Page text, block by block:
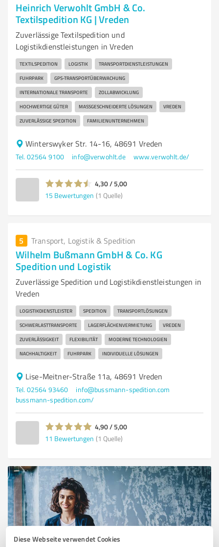
Diese Webseite verwendet Cookies
Heinrich Verwohlt GmbH & Co.
Textilspedition KG | Vreden
Zuverlässige Textilspedition und
Logistikdienstleistungen in Vreden
TEXTILSPEDITION LOGISTIK TRANSPORTDIENSTLEISTUNGEN
FUHRPARK GPS-TRANSPORTÜBERWACHUNG
INTERNATIONALE TRANSPORTE ZOLLABWICKLUNG
HOCHWERTIGE GÜTER MASSGESCHNEIDERTE LÖSUNGEN VREDEN
ZUVERLÄSSIGE SPEDITION FAMILIENUNTERNEHMEN
Winterswyker Str. 14-16, 48691 Vreden
Tel. 02564 9100 info@verwohlt.de www.verwohlt.de/
4,30 / 5,00
15 Bewertungen (1 Quelle)
5 Transport, Logistik & Spedition
Wilhelm Bußmann GmbH & Co. KG
Spedition und Logistik
Zuverlässige Spedition und Logistikdienstleistungen in
Vreden
LOGISTIKDIENSTLEISTER SPEDITION TRANSPORTLÖSUNGEN
SCHWERLASTTRANSPORTE LAGERFLÄCHENVERMIETUNG VREDEN
ZUVERLÄSSIGKEIT FLEXIBILITÄT MODERNE TECHNOLOGIEN
NACHHALTIGKEIT FUHRPARK INDIVIDUELLE LÖSUNGEN
Lise-Meitner-Straße 11a, 48691 Vreden
Tel. 02564 93460
info@bussmann-spedition.com
bussmann-spedition.com/
4,90 / 5,00
11 Bewertungen (1 Quelle)